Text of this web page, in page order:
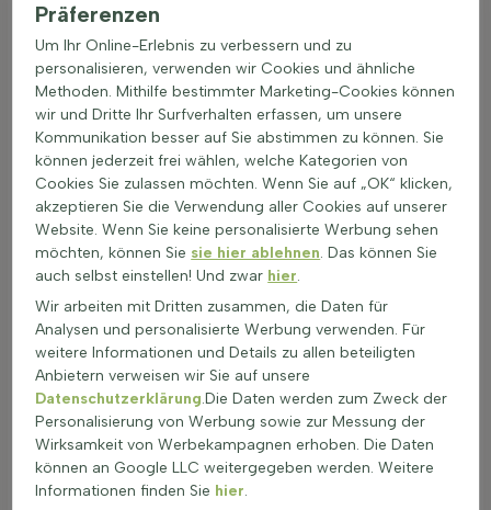
Juni, Designerbäume vital zu halten.
Wässern: Regelmäßige Bewässerung hält den Boden
leicht feucht, besonders bei jungen Pflanzen oder
Formbäume pflanzen im Frühjahr. Die Erdoberfläche darf
nicht völlig austrocknen, aber auch nicht vernässen.
Winter: In rauen Lagen schützt eine Schicht Mulch den
Wurzelbereich. Empfindliche moderne Formbäume
erhalten bei starkem Frost einen leichten Kronenschutz
aus Vlies.
Umpflanzen: Beim Verpflanzen im Frühling oder Herbst
sorgt reichliches Angießen für guten Bodenschluss.
Danach sind gleichmäßige Feuchte und ein vorsichtiger
Standort gut einwurzeln.
Der Zierwert von Formbäumen
Formbäume bringen klare Linien und Ruhe in jeden Garten.
Der strenge Formschnitt lenkt den Blick und schafft eine feste
Struktur, die das ganze Jahr sichtbar bleibt. Jede Krone, ob
rund, eckig oder als Dach, wirkt wie ein lebendiges
Präferenzen
Um Ihr Online-Erlebnis zu verbessern und zu
personalisieren, verwenden wir Cookies und ähnliche
Methoden. Mithilfe bestimmter Marketing-Cookies können
wir und Dritte Ihr Surfverhalten erfassen, um unsere
Kommunikation besser auf Sie abstimmen zu können. Sie
können jederzeit frei wählen, welche Kategorien von
Cookies Sie zulassen möchten. Wenn Sie auf „OK“ klicken,
akzeptieren Sie die Verwendung aller Cookies auf unserer
Website. Wenn Sie keine personalisierte Werbung sehen
möchten, können Sie sie hier ablehnen. Das können Sie
auch selbst einstellen! Und zwar hier.
Wir arbeiten mit Dritten zusammen, die Daten für
Analysen und personalisierte Werbung verwenden. Für
weitere Informationen und Details zu allen beteiligten
Anbietern verweisen wir Sie auf unsere
Datenschutzerklärung.Die Daten werden zum Zweck der
Personalisierung von Werbung sowie zur Messung der
Wirksamkeit von Werbekampagnen erhoben. Die Daten
können an Google LLC weitergegeben werden. Weitere
Informationen finden Sie hier.